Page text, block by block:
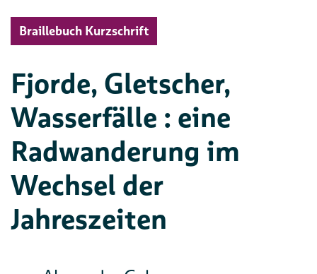
Braillebuch Kurzschrift
Fjorde, Gletscher,
Wasserfälle : eine
Radwanderung im
Wechsel der
Jahreszeiten